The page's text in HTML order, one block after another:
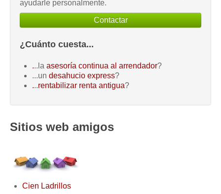
ayudarle personalmente.
Contactar
¿Cuánto cuesta...
...la asesoría continua al arrendador?
...un desahucio express?
...rentabilizar renta antigua?
Sitios web amigos
Cien Ladrillos